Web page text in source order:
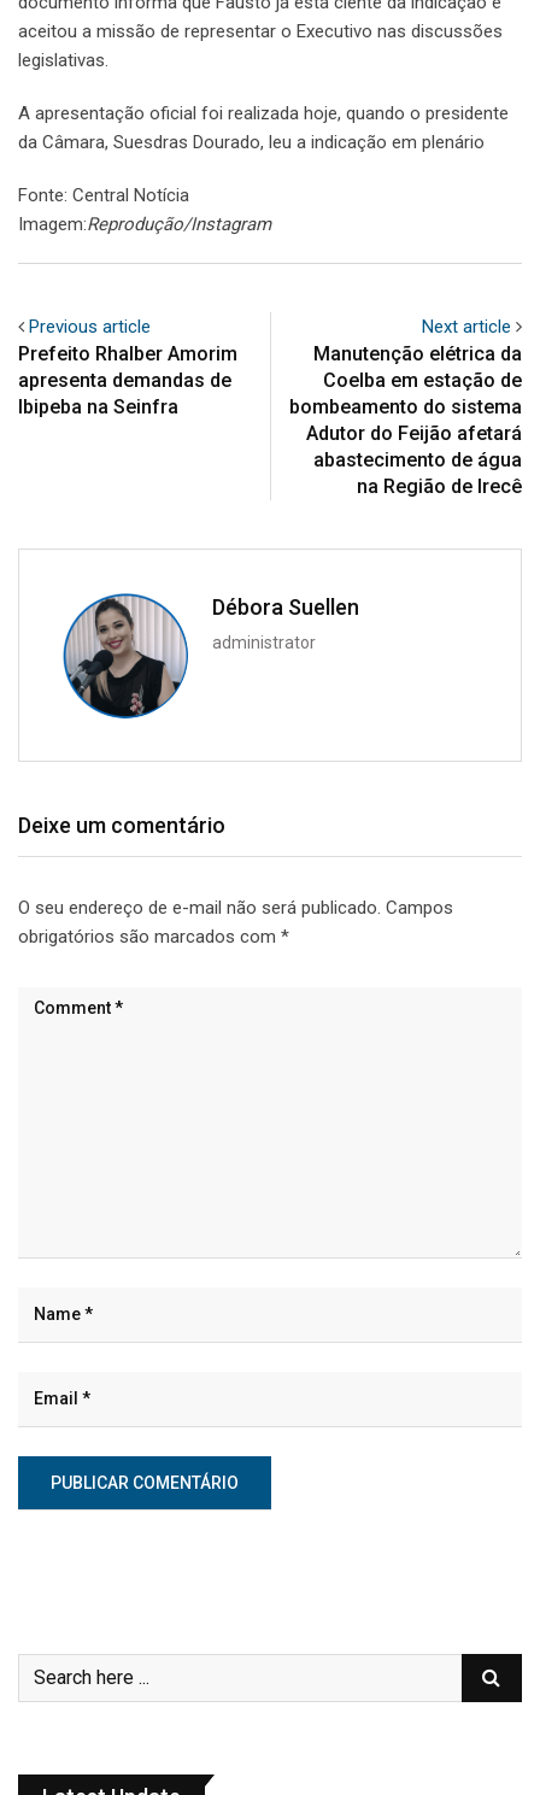
aceitou a missão de representar o Executivo nas discussões
legislativas.
A apresentação oficial foi realizada hoje, quando o presidente
da Câmara, Suesdras Dourado, leu a indicação em plenário
Fonte: Central Notícia
Imagem:Reprodução/Instagram
Previous article
Prefeito Rhalber Amorim
apresenta demandas de
Ibipeba na Seinfra
Next article
Manutenção elétrica da
Coelba em estação de
bombeamento do sistema
Adutor do Feijão afetará
abastecimento de água
na Região de Irecê
Débora Suellen
administrator
Deixe um comentário
O seu endereço de e-mail não será publicado. Campos
obrigatórios são marcados com *